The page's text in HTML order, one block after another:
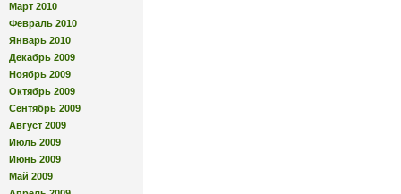
Март 2010
Февраль 2010
Январь 2010
Декабрь 2009
Ноябрь 2009
Октябрь 2009
Сентябрь 2009
Август 2009
Июль 2009
Июнь 2009
Май 2009